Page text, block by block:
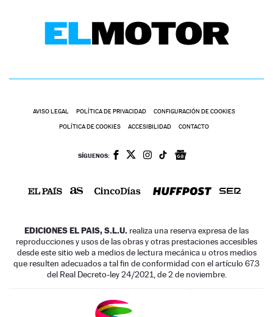
AVISO LEGAL POLÍTICA DE PRIVACIDAD CONFIGURACIÓN DE COOKIES
POLÍTICA DE COOKIES ACCESIBILIDAD CONTACTO
SÍGUENOS:
EDICIONES EL PAIS, S.L.U. realiza una reserva expresa de las
reproducciones y usos de las obras y otras prestaciones accesibles
desde este sitio web a medios de lectura mecánica u otros medios
que resulten adecuados a tal fin de conformidad con el artículo 67.3
del Real Decreto-ley 24/2021, de 2 de noviembre.